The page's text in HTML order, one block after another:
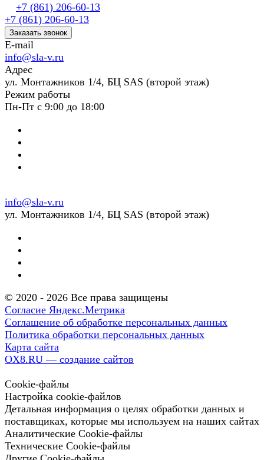
+7 (861) 206-60-13
+7 (861) 206-60-13
Заказать звонок
E-mail
info@sla-v.ru
Адрес
ул. Монтажников 1/4, БЦ SAS (второй этаж)
Режим работы
Пн-Пт с 9:00 до 18:00
info@sla-v.ru
ул. Монтажников 1/4, БЦ SAS (второй этаж)
© 2020 - 2026 Все права защищены
Согласие Яндекс.Метрика
Соглашение об обработке персональных данных
Политика обработки персональных данных
Карта сайта
OX8.RU — создание сайтов
Cookie-файлы
Настройка cookie-файлов
Детальная информация о целях обработки данных и
поставщиках, которые мы используем на наших сайтах
Аналитические Cookie-файлы
Технические Cookie-файлы